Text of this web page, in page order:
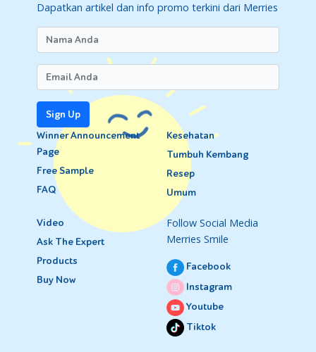
Dapatkan artikel dan info promo terkini dari Merries
Sign Up
Winner Announcement
Page
Free Sample
FAQ
Kesehatan
Tumbuh Kembang
Resep
Umum
Video
Ask The Expert
Products
Buy Now
Follow Social Media
Merries Smile
Facebook
Instagram
Youtube
Tiktok